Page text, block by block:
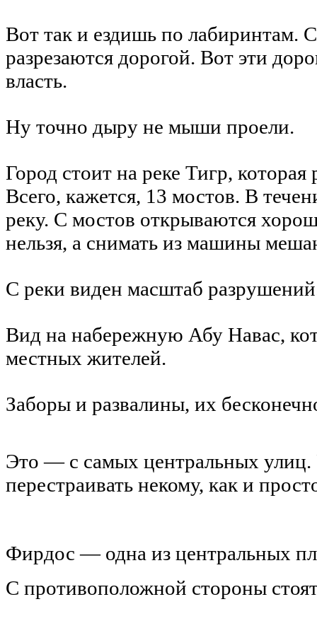
Вот так и ездишь по лабиринтам.
разрезаются дорогой. Вот эти
власть.
Ну точно дыру не мыши проели.
Город стоит на реке Тигр, которая
Всего, кажется, 13 мостов. В
реку. С мостов открываются
нельзя, а снимать из машины
С реки виден масштаб
Вид на набережную Абу Навас,
местных жителей.
Заборы и развалины, их
Это — с самых центральных улиц.
перестраивать некому, как и
Фирдос — одна из центральных
С противоположной стороны